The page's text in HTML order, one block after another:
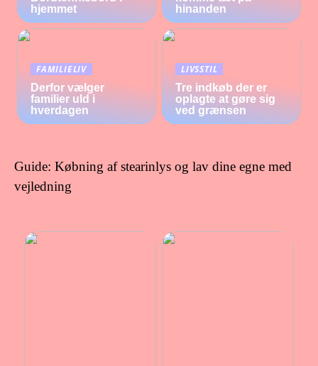
hjemmet
hinanden
FAMILIELIV
Derfor vælger
familier uld i
hverdagen
LIVSSTIL
Tre indkøb der er
oplagte at gøre sig
ved grænsen
Guide: Købning af stearinlys og lav dine egne med
vejledning